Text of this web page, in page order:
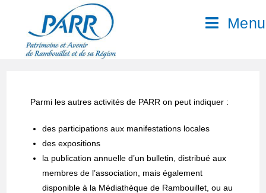
Menu
Parmi les autres activités de PARR on peut indiquer :
des participations aux manifestations locales
des expositions
la publication annuelle d’un bulletin, distribué aux
membres de l’association, mais également
disponible à la Médiathèque de Rambouillet, ou au